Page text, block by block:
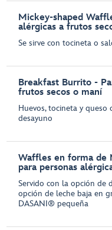
Mickey-shaped
alérgicas a frutos
Se sirve con tocineta o
Breakfast Burrito -
frutos secos o maní
Huevos, tocineta y queso
desayuno
Waffles en forma de
para personas
Servido con la opción de
opción de leche baja en
DASANI® pequeña